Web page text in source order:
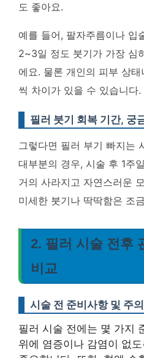
도 좋아요.
예를 들어, 팔자주름이나 입
2~3일 정도 붓기가 가장 심
에요. 물론 개인의 피부 상
씩 차이가 있을 수 있습니다.
필러 붓기 회복 기간, 궁
그렇다면 필러 부기 빠지는
대부분의 경우, 시술 후 1주
거의 사라지고 자연스러운
미세한 붓기나 딱딱함은 조
2. 필러 시술 전후
비교
시술 전 준비사항 및 주
필러 시술 전에는 몇 가지
위에 염증이나 감염이 없